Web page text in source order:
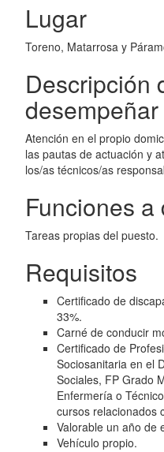
Lugar
Toreno, Matarrosa y
Descripción
desempeñar
Atención en el propio
las pautas de actuación y
los/as técnicos/as
Funciones
Tareas propias del puesto.
Requisitos
Certificado de
33%.
Carné de conducir
Certificado de
Sociosanitaria en el
Sociales, FP Grado
Enfermería o
cursos relacionados
Valorable un año de
Vehículo propio.